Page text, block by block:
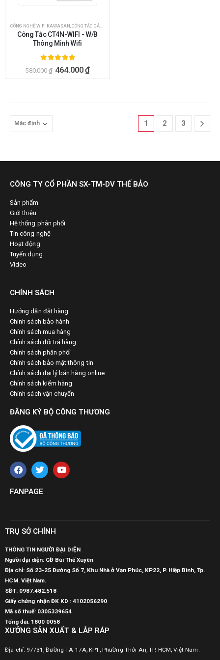
CÔNG NGHỆ WIFI KAWASAN CÔNG TẮC CẢM ỨNG WIFI ÂM TƯỜNG
Công Tắc CT4N-WIFI - W/B
Thông Minh Wifi
ngoài 5
580.000₫ 464.000₫
1 2 3
CÔNG TY CỔ PHẦN SX-TM-DV THẾ BẢO
Sản phẩm
Giới thiệu
Hệ thống phân phối
Tin công nghệ
Hoạt động
Tuyển dụng
Video
CHÍNH SÁCH
Hướng dẫn đặt hàng
Chính sách bảo hành
Chính sách mua hàng
Chính sách đổi trả hàng
Chính sách phân phối
Chính sách bảo mật thông tin
Chính sách đại lý bán hàng online
Chính sách kiểm hàng
Chính sách vận chuyển
ĐĂNG KÝ BỘ CÔNG THƯƠNG
FANPAGE
TRỤ SỞ CHÍNH
THÔNG TIN NGƯỜI ĐẠI DIỆN
Người đại diện: GĐ Bùi Thế Xuyên
Địa chỉ: Số 23-25 Đường Số 7, Khu Nhà ở Vạn Phúc, KP22, P. Hiệp Bình, Tp.
HCM. Việt Nam.
SĐT: 0987.482.518
Giấy chứng nhận ĐK KD : 4102056290
Mã số thuế: 0305339654
Tổng đài: 1800 0058
XƯỞNG SẢN XUẤT & LẮP RÁP
Địa chỉ: 97/31, Đường TA 17A, KP1, Phường Thới An, TP. HCM, Việt Nam.